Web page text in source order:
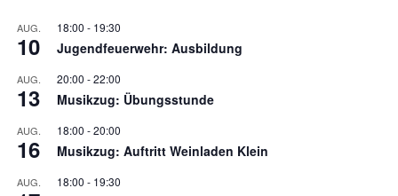
AUG.
10
18:00 - 19:30
Jugendfeuerwehr: Ausbildung
AUG.
13
20:00 -22:00
Musikzug: Übungsstunde
AUG.
16
18:00 -20:00
Musikzug: Auftritt Weinladen Klein
AUG. 18:00 - 19:30